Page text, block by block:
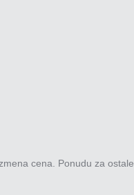
cena. Ponudu za